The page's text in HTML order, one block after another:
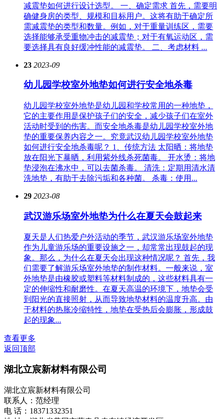
减震垫如何进行设计选型。 一、确定需求 首先，需要明
确健身房的类型、规模和目标用户。这将有助于确定所
需减震垫的类型和数量。例如，对于重量训练区，需要
选择能够承受重物冲击的减震垫；对于有氧运动区，需
要选择具有良好缓冲性能的减震垫。 二、考虑材料 ...
23 2023-09
幼儿园学校室外地垫如何进行安全地杀毒
幼儿园学校室外地垫是幼儿园和学校常用的一种地垫，
它的主要作用是保护孩子们的安全，减少孩子们在室外
活动时受到的伤害。而安全地杀毒是幼儿园学校室外地
垫的重要保养内容之一。究竟武汉幼儿园学校室外地垫
如何进行安全地杀毒呢？ 1、传统方法 太阳晒：将地垫
放在阳光下暴晒，利用紫外线杀死菌毒。 开水烫：将地
垫浸泡在沸水中，可以去菌杀毒。 清洗：定期用清水清
洗地垫，有助于去除污垢和各种菌。 杀毒：使用...
29 2023-08
武汉游乐场室外地垫为什么在夏天会鼓起来
夏天是人们热爱户外活动的季节，武汉游乐场室外地垫
作为儿童游乐场的重要设施之一，却常常出现鼓起的现
象。那么，为什么在夏天会出现这种情况呢？ 首先，我
们需要了解游乐场室外地垫的制作材料。一般来说，室
外地垫是由橡胶或塑料等材料制成的，这些材料具有一
定的伸缩性和耐磨性。在夏天高温的环境下，地垫会受
到阳光的直接照射，从而导致地垫材料的温度升高。由
于材料的热胀冷缩特性，地垫在受热后会膨胀，形成鼓
起的现象...
查看更多
返回顶部
湖北立宸新材料有限公司
湖北立宸新材料有限公司
联系人：范经理
电 话：18371332351